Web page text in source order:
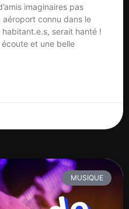
imaginaires pas
aéroport connu dans le
serait hanté !
et une belle
MUSIQUE